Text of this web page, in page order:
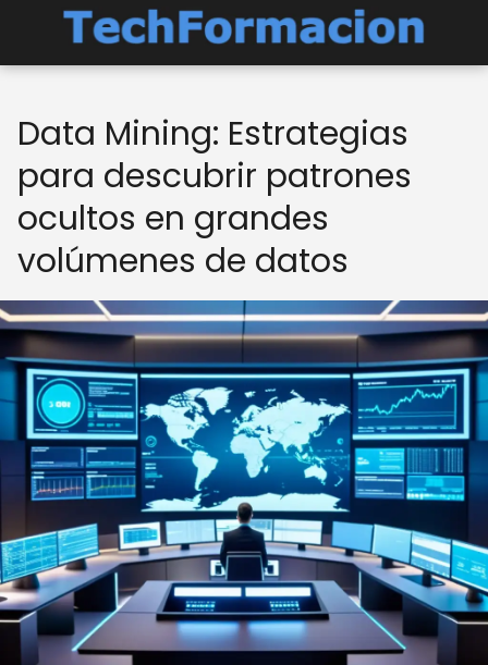
Data Mining: Estrategias
para descubrir patrones
ocultos en grandes
volúmenes de datos